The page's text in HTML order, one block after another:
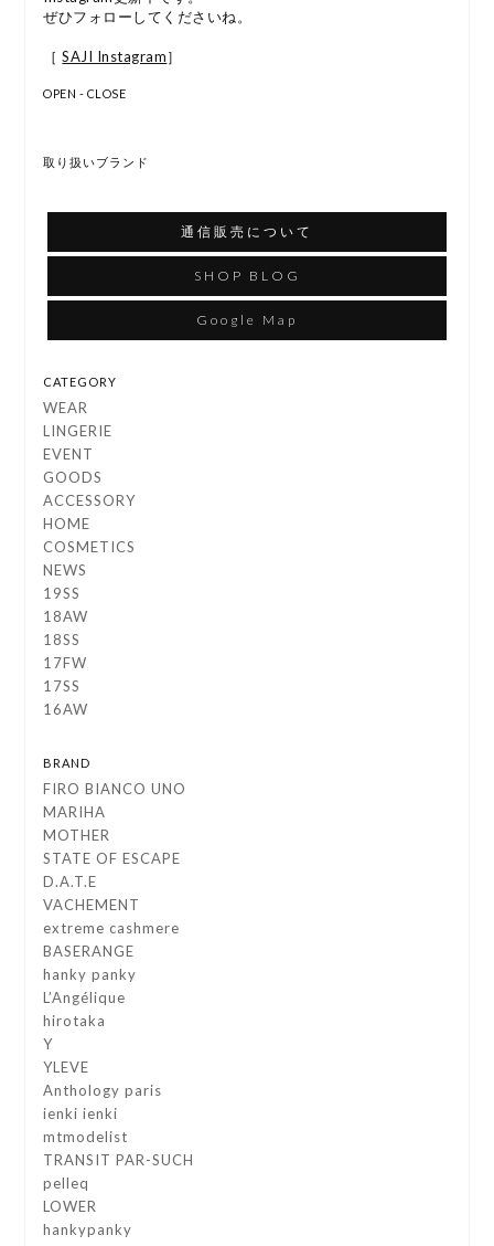
ぜひフォローしてくださいね。
［SAJI Instagram］
OPEN - CLOSE
取り扱いブランド
通信販売について
SHOP BLOG
Google Map
CATEGORY
WEAR
LINGERIE
EVENT
GOODS
ACCESSORY
HOME
COSMETICS
NEWS
19SS
18AW
18SS
17FW
17SS
16AW
BRAND
FIRO BIANCO UNO
MARIHA
MOTHER
STATE OF ESCAPE
D.A.T.E
VACHEMENT
extreme cashmere
BASERANGE
hanky panky
L’Angélique
hirotaka
Y
YLEVE
Anthology paris
ienki ienki
mtmodelist
TRANSIT PAR-SUCH
pelleq
LOWER
hankypanky